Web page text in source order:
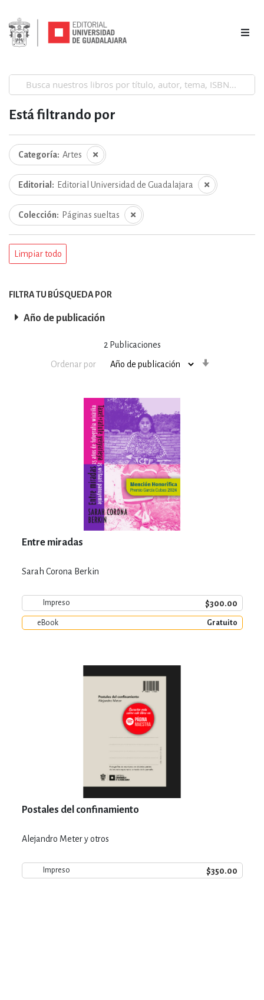
2 Publicaciones
Ordenar por
Entre miradas
Sarah Corona Berkin
Impreso $300.00
eBook Gratuito
Postales del confinamiento
Alejandro Meter y otros
Impreso $350.00
Está filtrando por
Categoría Artes
Editorial Editorial Universidad de Guadalajara
Colección Páginas sueltas
Limpiar todo
FILTRA TU BÚSQUEDA POR
Año de publicación